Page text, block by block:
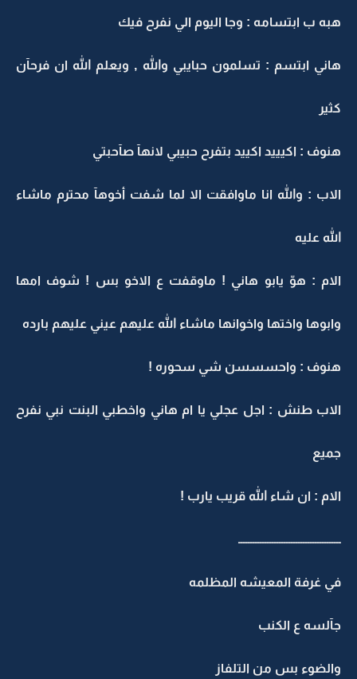
هبه ب ابتسامه : وجا اليوم الي نفرح فيك
هاني ابتسم : تسلمون حبايبي والله , ويعلم الله ان فرحآن
كثير
هنوف : اكيييد اكييد بتفرح حبيبي لانهآ صآحبتي
الاب : والله انا ماوافقت الا لما شفت أخوهآ محترم ماشاء
الله عليه
الام : هوّ يابو هاني ! ماوقفت ع الاخو بس ! شوف امها
وابوها واختها واخوانها ماشاء الله عليهم عيني عليهم بارده
هنوف : واحسسسن شي سحوره !
الاب طنش : اجل عجلي يا ام هاني واخطبي البنت نبي نفرح
جميع
الام : ان شاء الله قريب يارب !
ـــــــــــــــــــــــــــــــــــــــــــ
في غرفة المعيشه المظلمه
جآلسه ع الكنب
والضوء بس من التلفاز